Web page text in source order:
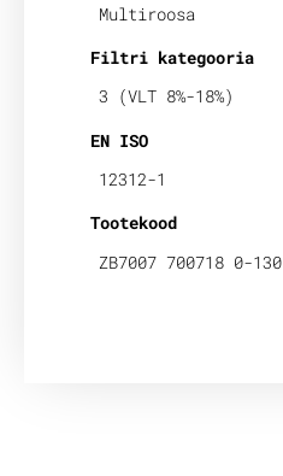
Multiroosa
Filtri kategooria
3 (VLT 8%-18%)
EN ISO
12312-1
Tootekood
ZB7007 700718 0-130